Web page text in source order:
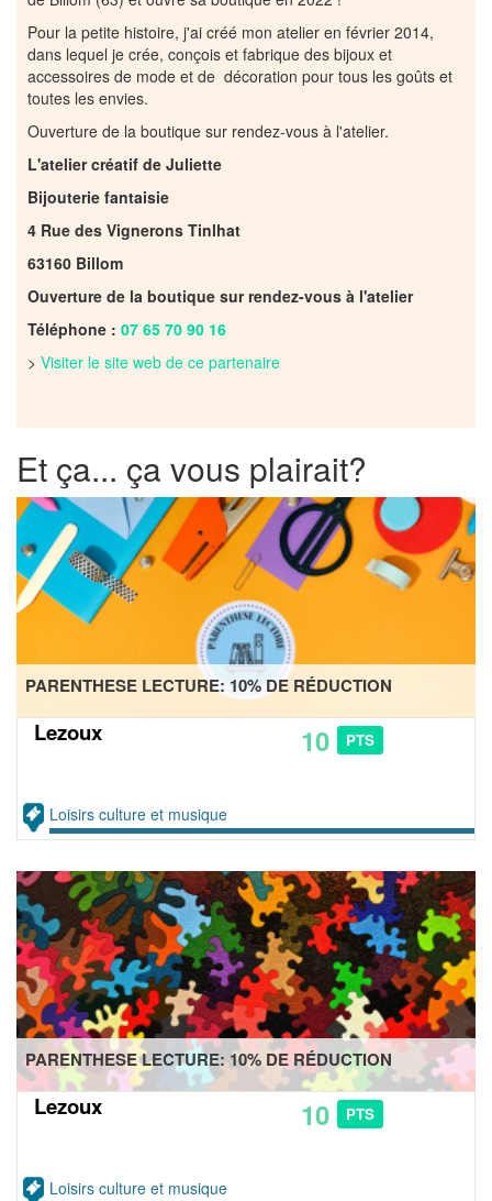
Pour la petite histoire, j'ai créé mon atelier en février 2014,
dans lequel je crée, conçois et fabrique des bijoux et
accessoires de mode et de décoration pour tous les goûts et
toutes les envies.
Ouverture de la boutique sur rendez-vous à l'atelier.
L'atelier créatif de Juliette
Bijouterie fantaisie
4 Rue des Vignerons Tinlhat
63160 Billom
Ouverture de la boutique sur rendez-vous à l'atelier
Téléphone : 07 65 70 90 16
> Visiter le site web de ce partenaire
Et ça... ça vous plairait?
PARENTHESE LECTURE: 10% DE RÉDUCTION
Lezoux 10 PTS
Loisirs culture et musique
PARENTHESE LECTURE: 10% DE RÉDUCTION
Lezoux 10 PTS
Loisirs culture et musique